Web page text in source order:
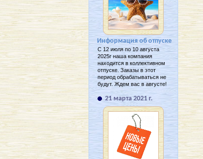
Информация об отпуске
С 12 июля по 10 августа
2025г наша компания
находится в коллективном
отпуске. Заказы в этот
период обрабатываться не
будут. Ждем вас в августе!
21 марта 2021 г.